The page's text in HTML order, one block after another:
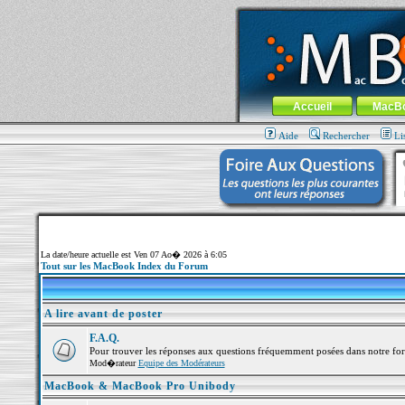
MacBook-fr.com : 100% Apple... 100%
Aller au contenu-Aller au menu
Menu général
Accueil
Aide Rechercher
La date/heure actuelle est Ven 07 Ao� 2026 à 6:05
Tout sur les MacBook Index du Forum
A lire avant de poster
F.A.Q.
Pour trouver les réponses aux questions fréquemment posées dans notre
Mod�rateurEquipe des Modérateurs
MacBook & MacBook Pro Unibody